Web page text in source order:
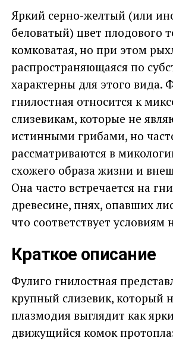
Яркий серно-желтый (или
беловатый) цвет плодового
комковатая, но при этом
распространяющаяся по
характерны для этого вида.
гнилостная относится к
слизевикам, которые не
истинными грибами, но
рассматриваются в
схожего образа жизни и
Она часто встречается на
древесине, пнях, опавших
что соответствует
Краткое описание
Фулиго гнилостная
крупный слизевик, который
плазмодия выглядит как
движущийся комок